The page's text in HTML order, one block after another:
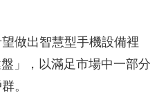
做出智慧型手機設備裡
」，以滿足市場中一部分
。